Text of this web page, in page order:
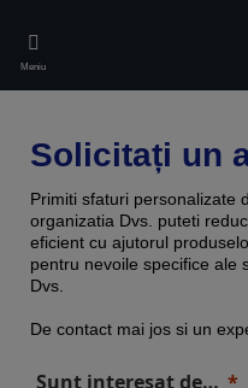
main
content
Meniu
Solicitați un
Primiti sfaturi personalizate
organizatia Dvs. puteti
eficient cu ajutorul
pentru nevoile specifice ale
Dvs.
De contact mai jos si un
Sunt interesat de…